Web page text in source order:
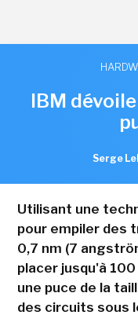
IBM
Serge
Utilisant une
pour empiler des
0,7 nm (7
placer jusqu'à
une puce de la
des circuits sous